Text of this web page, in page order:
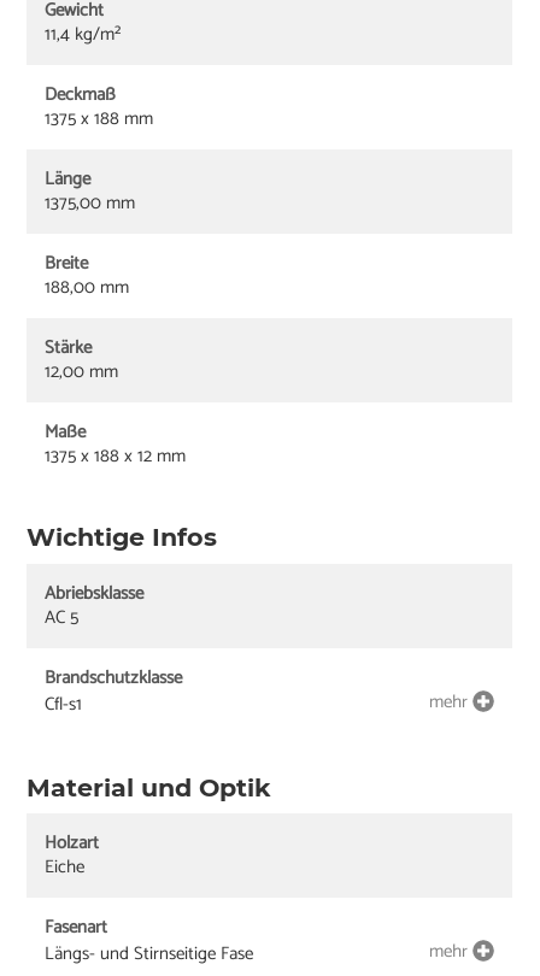
Gewicht
11,4 kg/m²
Deckmaß
1375 x 188 mm
Länge
1375,00 mm
Breite
188,00 mm
Stärke
12,00 mm
Maße
1375 x 188 x 12 mm
Wichtige Infos
Abriebsklasse
AC 5
Brandschutzklasse
Cfl-s1
mehr
Material und Optik
Holzart
Eiche
Fasenart
Längs- und Stirnseitige Fase
mehr